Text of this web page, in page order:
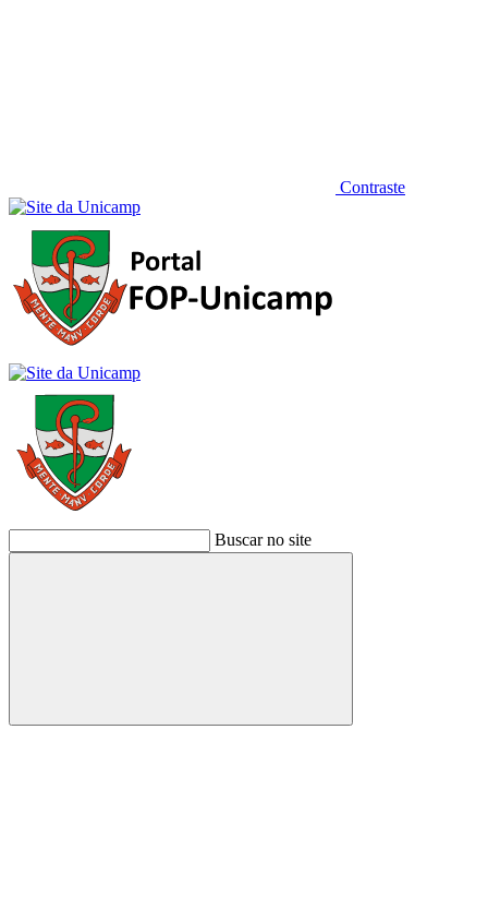
Contraste
Buscar no site
Buscar